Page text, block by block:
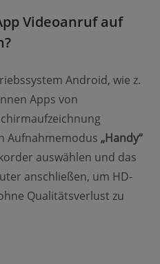
Videoanruf auf
Android, wie z.
Apps von
Aufnahmemodus „Handy“
auswählen und das
anschließen, um HD-
Qualitätsverlust zu